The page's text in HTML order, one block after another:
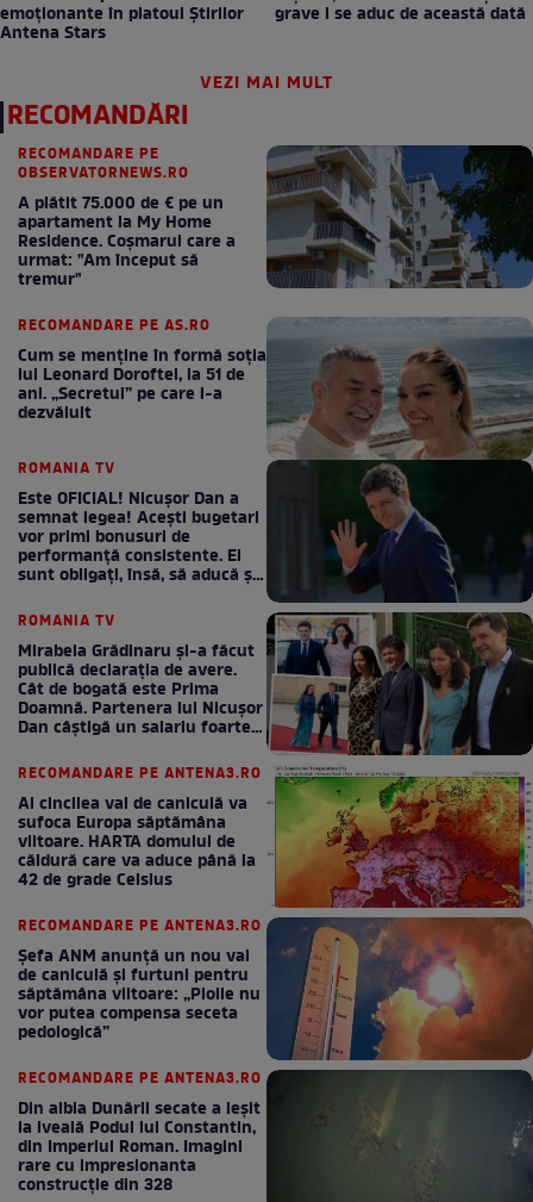
emoționante în platoul Știrilor
Antena Stars
grave i se aduc de această dată
VEZI MAI MULT
RECOMANDĂRI
RECOMANDARE PE
OBSERVATORNEWS.RO
A plătit 75.000 de € pe un
apartament la My Home
Residence. Coşmarul care a
urmat: "Am început să
tremur"
RECOMANDARE PE AS.RO
Cum se menţine în formă soţia
lui Leonard Doroftei, la 51 de
ani. „Secretul” pe care l-a
dezvăluit
ROMANIA TV
Este OFICIAL! Nicușor Dan a
semnat legea! Acești bugetari
vor primi bonusuri de
performanță consistente. Ei
sunt obligați, însă, să aducă și
ROMANIA TV
Mirabela Grădinaru și-a făcut
publică declarația de avere.
Cât de bogată este Prima
Doamnă. Partenera lui Nicușor
Dan câștigă un salariu foarte
RECOMANDARE PE ANTENA3.RO
Al cincilea val de caniculă va
sufoca Europa săptămâna
viitoare. HARTA domului de
căldură care va aduce până la
42 de grade Celsius
RECOMANDARE PE ANTENA3.RO
Șefa ANM anunță un nou val
de caniculă și furtuni pentru
săptămâna viitoare: „Ploile nu
vor putea compensa seceta
pedologică”
RECOMANDARE PE ANTENA3.RO
Din albia Dunării secate a ieșit
la iveală Podul lui Constantin,
din Imperiul Roman. Imagini
rare cu impresionanta
construcție din 328